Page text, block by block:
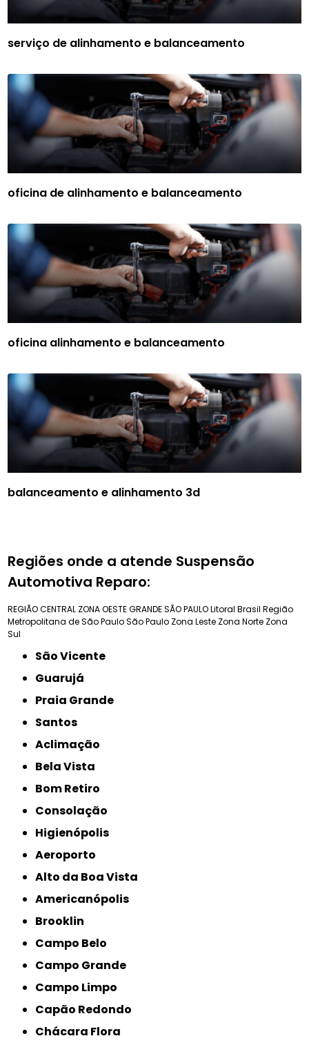
serviço de alinhamento e balanceamento
oficina de alinhamento e balanceamento
oficina alinhamento e balanceamento
balanceamento e alinhamento 3d
Regiões onde a atende Suspensão
Automotiva Reparo:
REGIÃO CENTRAL ZONA OESTEGRANDE SÃO PAULOLitoral Brasil Região
Metropolitana de São PauloSão Paulo Zona Leste Zona Norte Zona
Sul
São Vicente
Guarujá
Praia Grande
Santos
Aclimação
Bela Vista
Bom Retiro
Consolação
Higienópolis
Aeroporto
Alto da Boa Vista
Americanópolis
Brooklin
Campo Belo
Campo Grande
Campo Limpo
Capão Redondo
Chácara Flora